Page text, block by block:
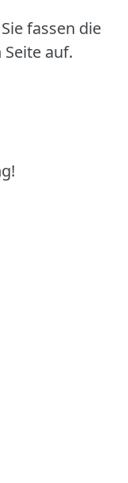
fassen die
auf.